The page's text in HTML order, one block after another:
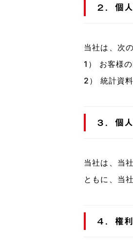
２．個
当社は、次
1） お客様
2） 統計資
３．個
当社は、当
ともに、当
４．権